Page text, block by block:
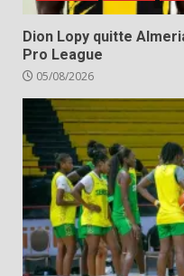
Dion Lopy quitte
Pro League
05/08/2026